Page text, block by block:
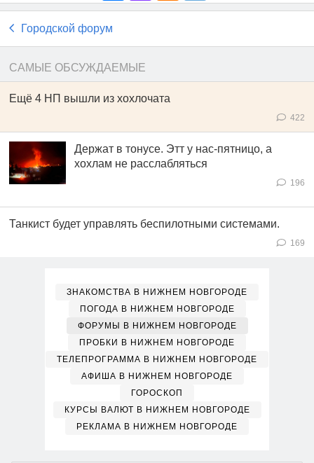
Городской форум
САМЫЕ ОБСУЖДАЕМЫЕ
Ещё 4 НП вышли из хохлочата
422
Держат в тонусе. Этт у нас-пятницо, а
хохлам не расслабляться
196
Танкист будет управлять беспилотными системами.
169
ЗНАКОМСТВА В НИЖНЕМ НОВГОРОДЕ
ПОГОДА В НИЖНЕМ НОВГОРОДЕ
ФОРУМЫ В НИЖНЕМ НОВГОРОДЕ
ПРОБКИ В НИЖНЕМ НОВГОРОДЕ
ТЕЛЕПРОГРАММА В НИЖНЕМ НОВГОРОДЕ
АФИША В НИЖНЕМ НОВГОРОДЕ
ГОРОСКОП
КУРСЫ ВАЛЮТ В НИЖНЕМ НОВГОРОДЕ
РЕКЛАМА В НИЖНЕМ НОВГОРОДЕ